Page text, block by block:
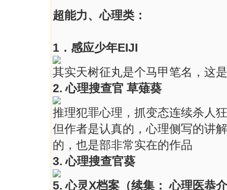
超能力、心理类：
1．感应少年EIJI
其实天树征丸是个马甲笔名，这
2. 心理搜查官 草薙葵
推理犯罪心理，抓变态连续杀人
但作者是认真的，心理侧写的讲
的，也是部非常实在的作品
3. 心理搜查官葵
5. 心灵X档案（续集： 心理医恭